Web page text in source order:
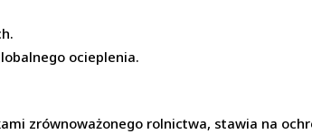
ocieplenia.
zrównoważonego rolnictwa, stawia na